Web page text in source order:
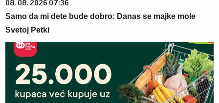
08. 08. 2026 07:36
Samo da mi dete bude dobro: Danas se majke mole
Svetoj Petki